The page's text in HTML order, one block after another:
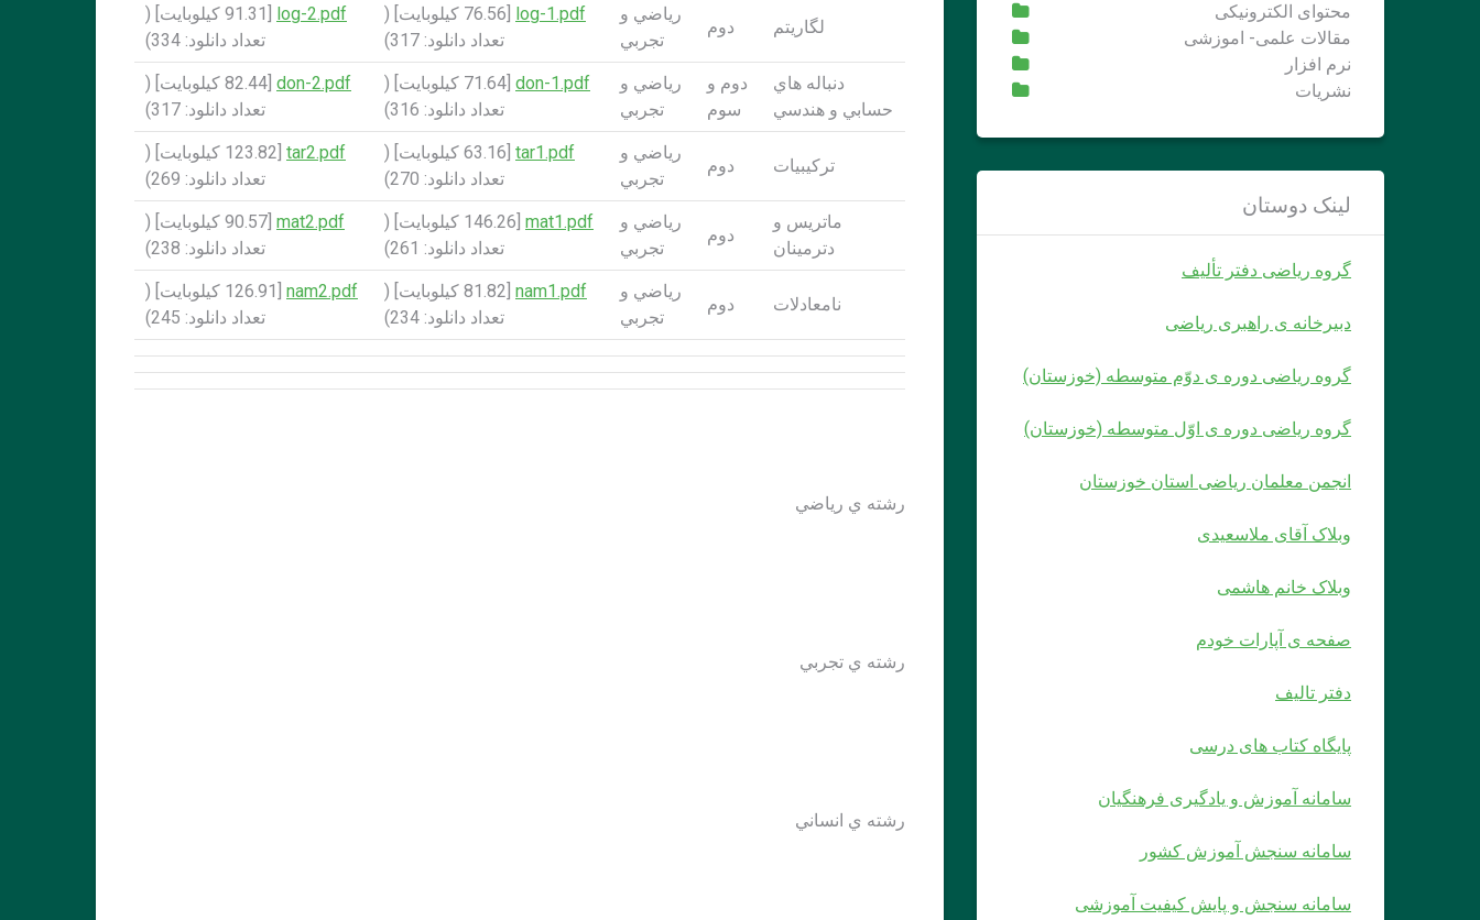
لگاريتم دوم
رياضي و
تجربي
log-1.pdf
[76.56 کيلوبايت] (
تعداد دانلود: 317)
log-2.pdf
[91.31 کيلوبايت] (
تعداد دانلود: 334)
دنباله هاي
حسابي و هندسي
دوم و
سوم
رياضي و
تجربي
don-1.pdf
[71.64 کيلوبايت] (
تعداد دانلود: 316)
don-2.pdf
[82.44 کيلوبايت] (
تعداد دانلود: 317)
تركيبيات دوم
رياضي و
تجربي
tar1.pdf
[63.16 کيلوبايت] (
تعداد دانلود: 270)
tar2.pdf
[123.82 کيلوبايت] (
تعداد دانلود: 269)
ماتريس و
دترمينان
دوم
رياضي و
تجربي
mat1.pdf
[146.26 کيلوبايت] (
تعداد دانلود: 261)
mat2.pdf
[90.57 کيلوبايت] (
تعداد دانلود: 238)
نامعادلات دوم
رياضي و
تجربي
nam1.pdf
[81.82 کيلوبايت] (
تعداد دانلود: 234)
nam2.pdf
[126.91 کيلوبايت] (
تعداد دانلود: 245)
رشته ي رياضي
رشته ي تجربي
رشته ي انساني
محتوای الکترونیکی
مقالات علمی- اموزشی
نرم افزار
نشریات
لینک دوستان
گروه ریاضی دفتر تألیف
دبیرخانه ی راهبری ریاضی
گروه ریاضی دوره ی دوّم متوسطه (خوزستان)
گروه ریاضی دوره ی اوّل متوسطه (خوزستان)
انجمن معلمان ریاضی استان خوزستان
وبلاک آقای ملاسعیدی
وبلاک خانم هاشمی
صفحه ی آپارات خودم
دفتر تالیف
پایگاه کتاب های درسی
سامانه آموزش و یادگیری فرهنگیان
سامانه سنجش آموزش کشور
سامانه سنجش و پایش کیفیت آموزشی